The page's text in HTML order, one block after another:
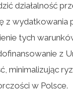
działalność
z wydatkowania
tych
z
minimalizując
w Polsce.